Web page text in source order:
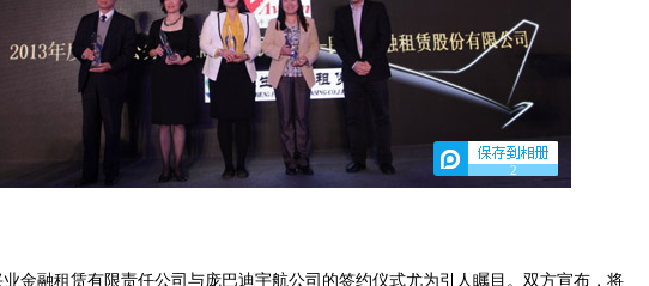
2
融租赁有限责任公司与庞巴迪宇航公司的签约仪式尤为引人瞩目。双方宣布，将